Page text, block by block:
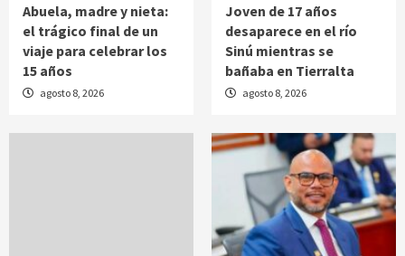
Abuela, madre y nieta:
el trágico final de un
viaje para celebrar los
15 años
agosto 8, 2026
Joven de 17 años
desaparece en el río
Sinú mientras se
bañaba en Tierralta
agosto 8, 2026